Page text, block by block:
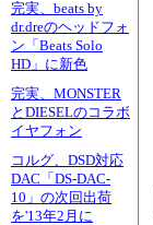
完実、beats by
dr.dreのヘッドフォ
ン「Beats Solo
HD」に新色
完実、MONSTER
とDIESELのコラボ
イヤフォン
コルグ、DSD対応
DAC「DS-DAC-
10」の次回出荷
を'13年2月に